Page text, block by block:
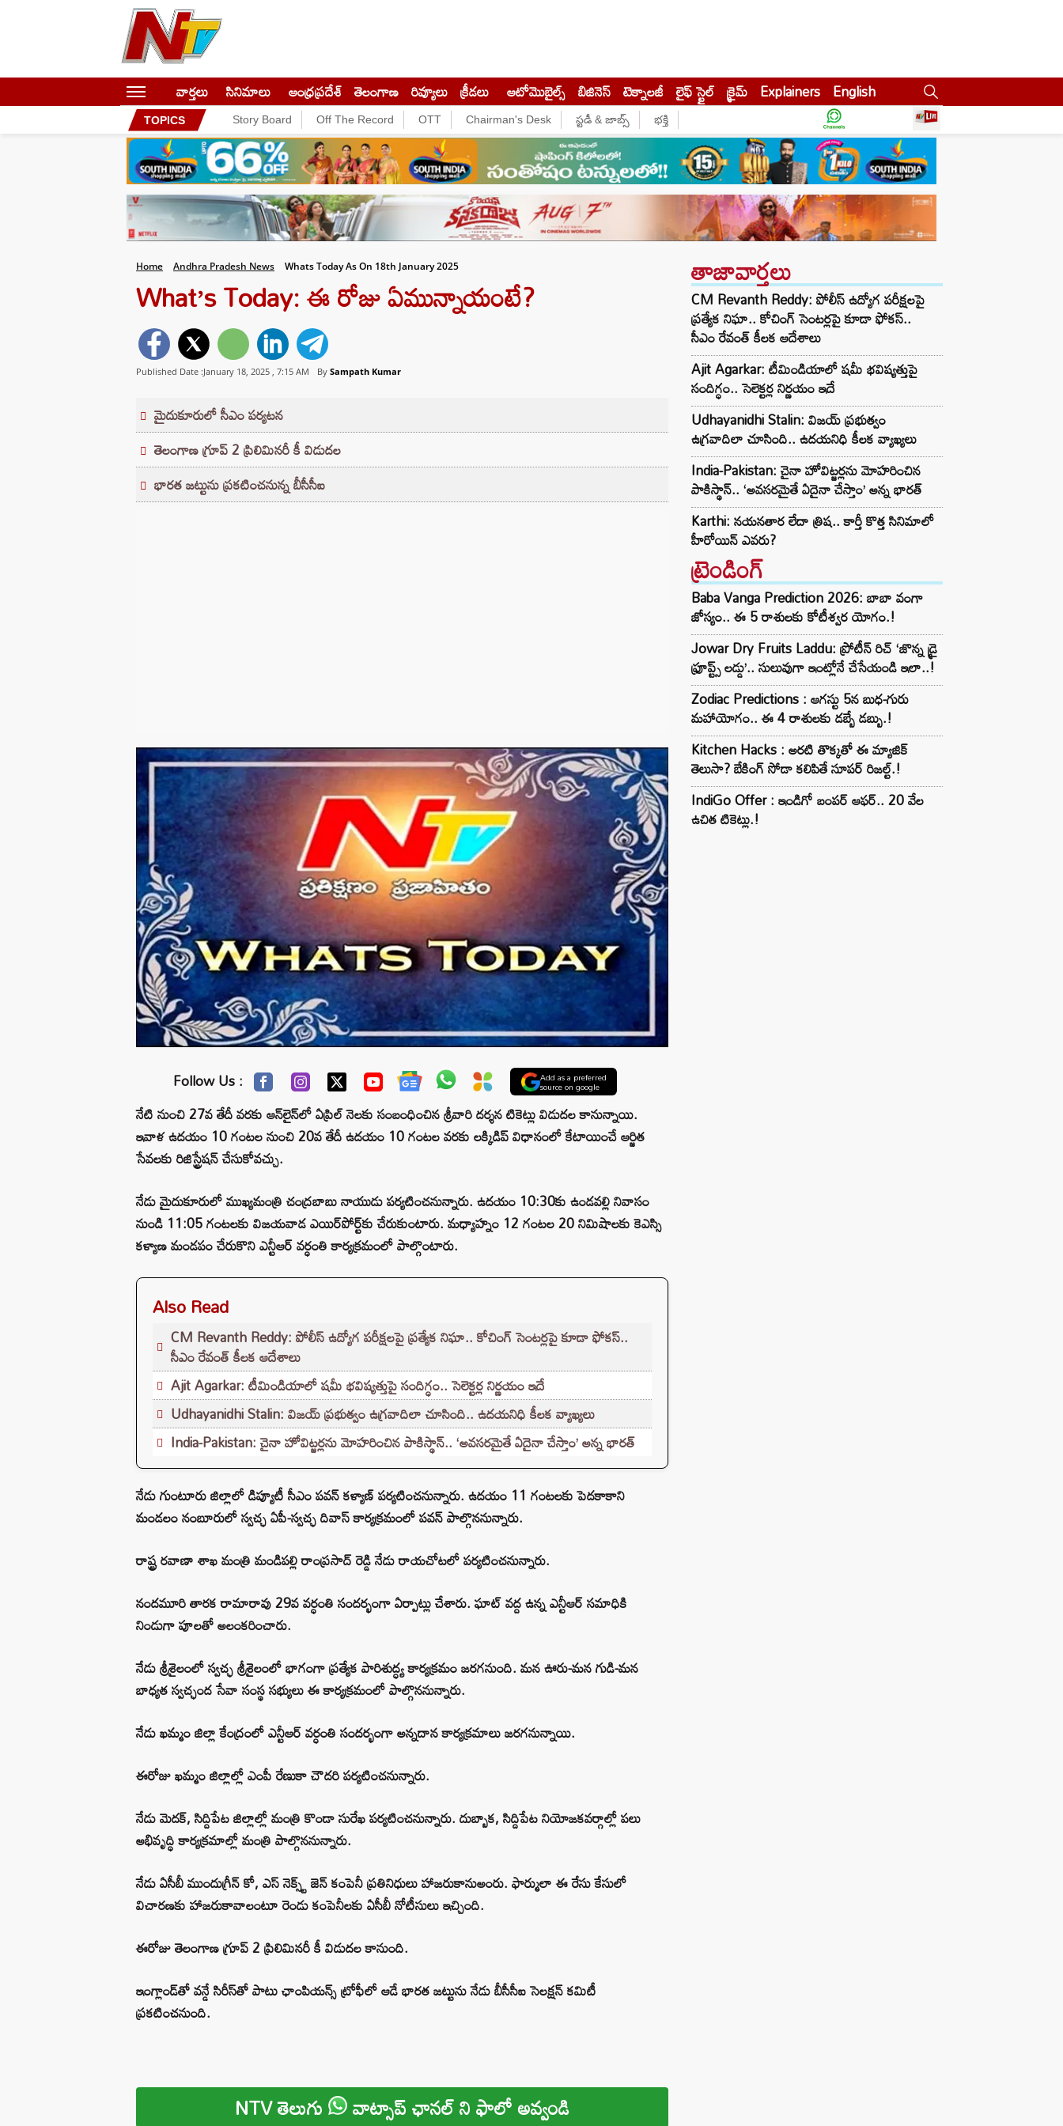
వార్తలు సినిమాలు ఆంధ్రప్రదేశ్ తెలంగాణ రివ్యూలు క్రీడలు ఆటోమొబైల్స్ బిజినెస్‌ టెక్నాలజీ లైఫ్ స్టైల్ క్రైమ్ Explainers English
TOPICS Story Board Off The Record OTT Chairman's Desk స్టడీ & జాబ్స్ భక్తి
Home Andhra Pradesh News Whats Today As On 18th January 2025
What’s Today: ఈ రోజు ఏమున్నాయంటే?
Published Date :January 18, 2025 , 7:15 AM By Sampath Kumar
మైదుకూరులో సీఎం పర్యటన
తెలంగాణ గ్రూప్ 2 ప్రిలిమినరీ కీ విడుదల
భారత జట్టును ప్రకటించనున్న బీసీసీఐ
Follow Us : Add as a preferred
source on google
నేటి నుంచి 27వ తేదీ వరకు ఆన్‌లైన్‌లో ఏప్రిల్ నెలకు సంబంధించిన శ్రీవారి దర్శన టికెట్లు విడుదల కానున్నాయి.
ఇవాళ ఉదయం 10 గంటల నుంచి 20వ తేదీ ఉదయం 10 గంటల వరకు లక్కిడిప్ విధానంలో కేటాయించే ఆర్జిత
సేవలకు రిజిస్ట్రేషన్ చేసుకోవచ్చు.
నేడు మైదుకూరులో ముఖ్యమంత్రి చంద్రబాబు నాయుడు పర్యటించనున్నారు. ఉదయం 10:30కు ఉండవల్లి నివాసం
నుండి 11:05 గంటలకు విజయవాడ ఎయిర్‌పోర్ట్‌కు చేరుకుంటారు. మధ్యాహ్నం 12 గంటల 20 నిమిషాలకు కెఎస్సి
కళ్యాణ మండపం చేరుకొని ఎన్టీఆర్ వర్ధంతి కార్యక్రమంలో పాల్గొంటారు.
Also Read
CM Revanth Reddy: పోలీస్ ఉద్యోగ పరీక్షలపై ప్రత్యేక నిఘా.. కోచింగ్ సెంటర్లపై కూడా ఫోకస్..
సీఎం రేవంత్ కీలక ఆదేశాలు
Ajit Agarkar: టీమిండియాలో షమీ భవిష్యత్తుపై సందిగ్ధం.. సెలెక్టర్ల నిర్ణయం ఇదే
Udhayanidhi Stalin: విజయ్ ప్రభుత్వం ఉగ్రవాదిలా చూసింది.. ఉదయనిధి కీలక వ్యాఖ్యలు
India-Pakistan: చైనా హోవిట్జర్లను మోహరించిన పాకిస్థాన్.. ‘అవసరమైతే ఏదైనా చేస్తాం’ అన్న భారత్
నేడు గుంటూరు జిల్లాలో డిప్యూటీ సీఎం పవన్ కళ్యాణ్ పర్యటించనున్నారు. ఉదయం 11 గంటలకు పెదకాకాని
మండలం నంబూరులో స్వచ్ఛ ఏపీ-స్వచ్ఛ దివాస్ కార్యక్రమంలో పవన్ పాల్గొననున్నారు.
రాష్ట్ర రవాణా శాఖ మంత్రి మండిపల్లి రాంప్రసాద్ రెడ్డి నేడు రాయచోటలో పర్యటించనున్నారు.
నందమూరి తారక రామారావు 29వ వర్ధంతి సందర్భంగా ఏర్పాట్లు చేశారు. ఘాట్ వద్ద ఉన్న ఎన్టీఆర్ సమాధికి
నిండుగా పూలతో అలంకరించారు.
నేడు శ్రీశైలంలో స్వచ్ఛ శ్రీశైలంలో భాగంగా ప్రత్యేక పారిశుద్ధ్య కార్యక్రమం జరగనుంది. మన ఊరు-మన గుడి-మన
బాధ్యత స్వచ్ఛంద సేవా సంస్థ సభ్యులు ఈ కార్యక్రమంలో పాల్గొననున్నారు.
నేడు ఖమ్మం జిల్లా కేంద్రంలో ఎన్టీఆర్ వర్ధంతి సందర్భంగా అన్నదాన కార్యక్రమాలు జరగనున్నాయి.
ఈరోజు ఖమ్మం జిల్లాల్లో ఎంపీ రేణుకా చౌదరి పర్యటించనున్నారు.
నేడు మెదక్, సిద్దిపేట జిల్లాల్లో మంత్రి కొండా సురేఖ పర్యటించనున్నారు. దుబ్బాక, సిద్దిపేట నియోజకవర్గాల్లో పలు
అభివృద్ధి కార్యక్రమాల్లో మంత్రి పాల్గొననున్నారు.
నేడు ఏసీబీ ముందుగ్రీన్ కో, ఎస్ నెక్స్ట్ జెన్ కంపెనీ ప్రతినిధులు హాజరుకానుఅంరు. ఫార్ములా ఈ రేసు కేసులో
విచారణకు హాజరుకావాలంటూ రెండు కంపెనీలకు ఏసీబీ నోటీసులు ఇచ్చింది.
ఈరోజు తెలంగాణ గ్రూప్ 2 ప్రిలిమినరీ కీ విడుదల కానుంది.
ఇంగ్లాండ్‌తో వన్డే సిరీస్‌తో పాటు ఛాంపియన్స్‌ ట్రోఫీలో ఆడే భారత జట్టును నేడు బీసీసీఐ సెలక్షన్‌ కమిటీ
ప్రకటించనుంది.
NTV తెలుగు వాట్సాప్ ఛానల్ ని ఫాలో అవ్వండి
తాజావార్తలు
CM Revanth Reddy: పోలీస్ ఉద్యోగ పరీక్షలపై
ప్రత్యేక నిఘా.. కోచింగ్ సెంటర్లపై కూడా ఫోకస్..
సీఎం రేవంత్ కీలక ఆదేశాలు
Ajit Agarkar: టీమిండియాలో షమీ భవిష్యత్తుపై
సందిగ్ధం.. సెలెక్టర్ల నిర్ణయం ఇదే
Udhayanidhi Stalin: విజయ్ ప్రభుత్వం
ఉగ్రవాదిలా చూసింది.. ఉదయనిధి కీలక వ్యాఖ్యలు
India-Pakistan: చైనా హోవిట్జర్లను మోహరించిన
పాకిస్థాన్.. ‘అవసరమైతే ఏదైనా చేస్తాం’ అన్న భారత్
Karthi: నయనతార లేదా త్రిష.. కార్తీ కొత్త సినిమాలో
హీరోయిన్ ఎవరు?
ట్రెండింగ్‌
Baba Vanga Prediction 2026: బాబా వంగా
జోస్యం.. ఈ 5 రాశులకు కోటీశ్వర యోగం.!
Jowar Dry Fruits Laddu: ప్రోటీన్ రిచ్ ‘జొన్న డ్రై
ఫ్రూప్ట్స్ లడ్డు’.. సులువుగా ఇంట్లోనే చేసేయండి ఇలా..!
Zodiac Predictions : ఆగస్టు 5న బుధ-గురు
మహాయోగం.. ఈ 4 రాశులకు డబ్బే డబ్బు.!
Kitchen Hacks : అరటి తొక్కతో ఈ మ్యాజిక్
తెలుసా? బేకింగ్ సోడా కలిపితే సూపర్ రిజల్ట్.!
IndiGo Offer : ఇండిగో బంపర్ ఆఫర్.. 20 వేల
ఉచిత టికెట్లు.!